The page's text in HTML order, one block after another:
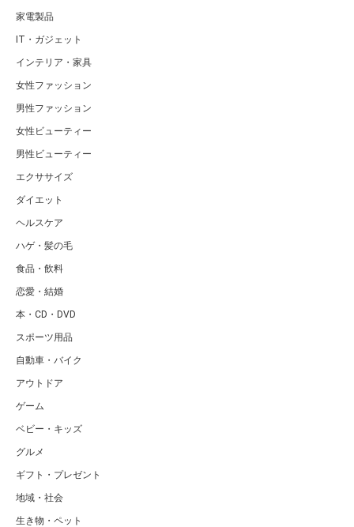
家電製品
IT・ガジェット
インテリア・家具
女性ファッション
男性ファッション
女性ビューティー
男性ビューティー
エクササイズ
ダイエット
ヘルスケア
ハゲ・髪の毛
食品・飲料
恋愛・結婚
本・CD・DVD
スポーツ用品
自動車・バイク
アウトドア
ゲーム
ベビー・キッズ
グルメ
ギフト・プレゼント
地域・社会
生き物・ペット